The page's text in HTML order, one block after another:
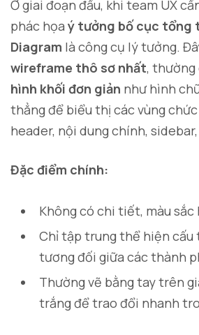
Ở giai đoạn đầu, khi team UX
phác họa ý tưởng bố cục tổng
Diagram là công cụ lý tưởng.
wireframe thô sơ nhất, thường
hình khối đơn giản như hình
thẳng để biểu thị các vùng
header, nội dung chính,
Đặc điểm chính:
Không có chi tiết, màu sắc
Chỉ tập trung thể hiện cấu
tương đối giữa các thành
Thường vẽ bằng tay trên
trắng để trao đổi nhanh